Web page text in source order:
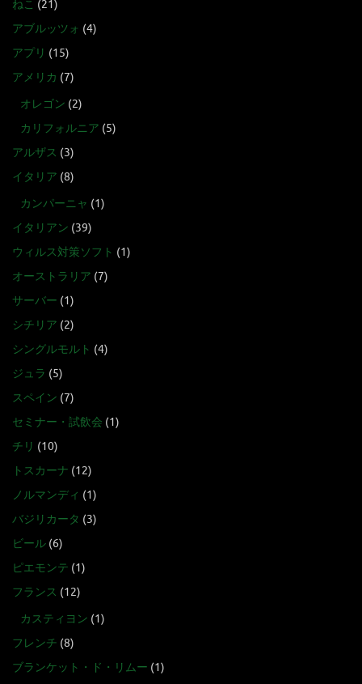
ねこ (21)
アブルッツォ (4)
アプリ (15)
アメリカ (7)
オレゴン (2)
カリフォルニア (5)
アルザス (3)
イタリア (8)
カンパーニャ (1)
イタリアン (39)
ウィルス対策ソフト (1)
オーストラリア (7)
サーバー (1)
シチリア (2)
シングルモルト (4)
ジュラ (5)
スペイン (7)
セミナー・試飲会 (1)
チリ (10)
トスカーナ (12)
ノルマンディ (1)
バジリカータ (3)
ビール (6)
ピエモンテ (1)
フランス (12)
カスティヨン (1)
フレンチ (8)
ブランケット・ド・リムー (1)